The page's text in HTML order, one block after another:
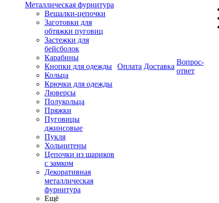
Металлическая фурнитура
Вешалки-цепочки
Заготовки для
обтяжки пуговиц
Застежки для
бейсболок
Карабины
Кнопки для одежды
Кольца
Крючки для одежды
Люверсы
Полукольца
Пряжки
Пуговицы
джинсовые
Пукля
Хольнитены
Цепочки из шариков
с замком
Декоративная
металлическая
фурнитура
Ещё
Оплата Доставка
Вопрос-
ответ